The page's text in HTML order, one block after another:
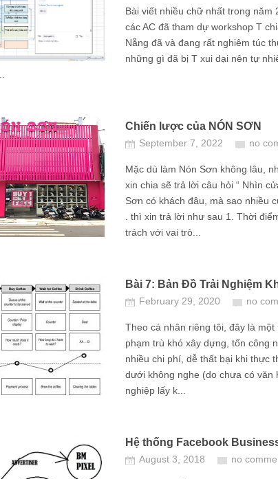
Bài viết nhiều chữ nhất trong năm
các AC đã tham dự workshop T
Nẵng đã và đang rất nghiêm túc
những gì đã bị T xui dại nên tự
Chiến lược của NÓN SƠN
September 7, 2022 no
Mặc dù làm Nón Sơn không lâu,
xin chia sẽ trả lời câu hỏi “ Nhìn
Sơn có khách đâu, mà sao nhiều
. thì xin trả lời như sau 1. Thời
trách với vai trò...
Bài 7: Bản Đồ Trải Nghiệm
February 29, 2020 no
Theo cá nhân riêng tôi, đây là một
phạm trù khó xây dựng, tốn công
nhiều chi phí, dễ thất bại khi thực
dưới không nghe (do chưa có văn
nghiệp lấy k...
Hệ thống Facebook
August 3, 2018 no